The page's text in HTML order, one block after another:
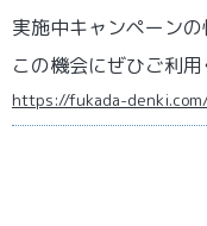
実施中キャンペーンの
この機会にぜひご利
https://fukada-